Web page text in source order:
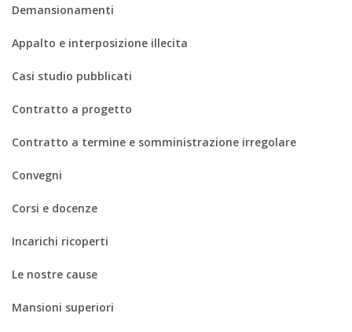
Demansionamenti
Appalto e interposizione illecita
Casi studio pubblicati
Contratto a progetto
Contratto a termine e somministrazione irregolare
Convegni
Corsi e docenze
Incarichi ricoperti
Le nostre cause
Mansioni superiori